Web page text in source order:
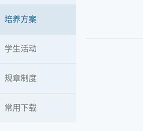
培养方案
学生活动
规章制度
常用下载